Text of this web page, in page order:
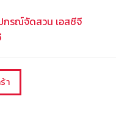
กรณ์จัดสวน เอสซีจี
า